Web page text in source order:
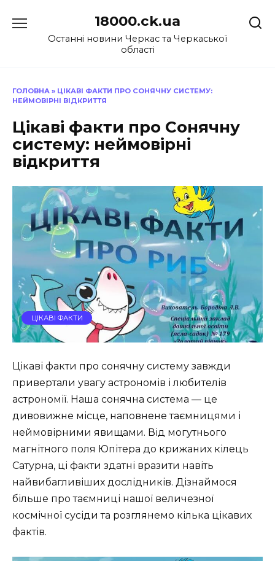
до
18000.ck.ua
Останні новини Черкас та Черкаської
області
ГОЛОВНА » ЦІКАВІ ФАКТИ ПРО СОНЯЧНУ СИСТЕМУ:
НЕЙМОВІРНІ ВІДКРИТТЯ
Цікаві факти про Сонячну
систему: неймовірні
відкриття
ЦІКАВІ ФАКТИ
Цікаві факти про сонячну систему завжди
привертали увагу астрономів і любителів
астрономії. Наша сонячна система — це
дивовижне місце, наповнене таємницями і
неймовірними явищами. Від могутнього
магнітного поля Юпітера до крижаних кілець
Сатурна, ці факти здатні вразити навіть
найвибагливіших дослідників. Дізнаймося
більше про таємниці нашої величезної
космічної сусіди та розглянемо кілька цікавих
фактів.